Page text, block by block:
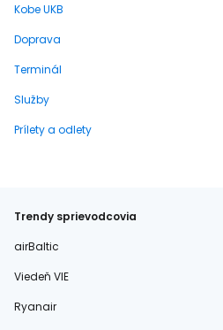
Kobe UKB
Doprava
Terminál
Služby
Prílety a odlety
Trendy sprievodcovia
airBaltic
Viedeň VIE
Ryanair